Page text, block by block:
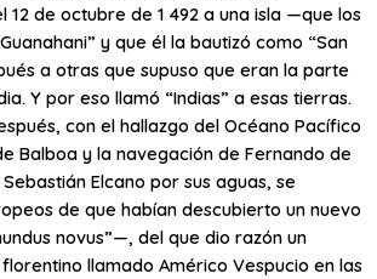
12 de octubre de 1 492 a una isla —que los
y que él la bautizó como “San
a otras que supuso que eran la parte
Y por eso llamó “Indias” a esas tierras.
con el hallazgo del Océano Pacífico
Balboa y la navegación de Fernando de
Elcano por sus aguas, se
de que habían descubierto un nuevo
novus”—, del que dio razón un
llamado Américo Vespucio en las